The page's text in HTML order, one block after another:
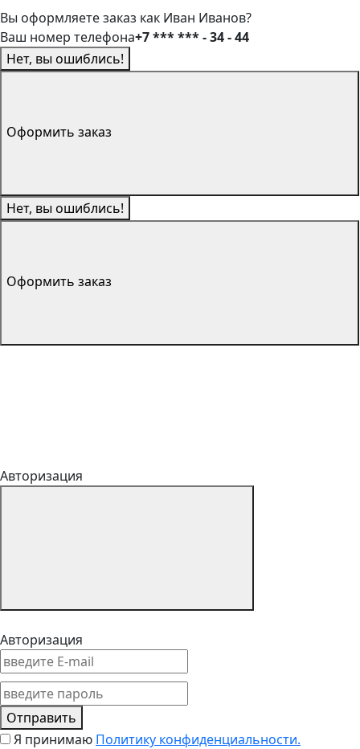
Вы оформляете заказ как Иван Иванов?
Ваш номер телефона+7 *** *** - 34 - 44
Нет, вы ошиблись!
Оформить заказ
Нет, вы ошиблись!
Оформить заказ
Авторизация
Авторизация
Отправить
Я принимаю Политику конфиденциальности.